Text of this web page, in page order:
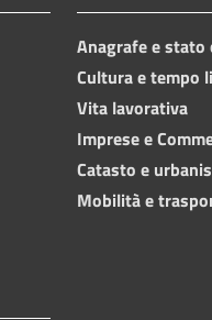
Anagrafe e stato
Cultura e tempo
Vita lavorativa
Imprese e
Catasto e
Mobilità e